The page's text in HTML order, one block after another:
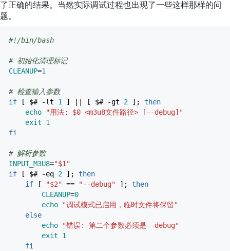
了正确的结果。当然实际调试过程也出现了一些这样那样的问
题。
#!/bin/bash
# 初始化清理标记
CLEANUP=1
# 检查输入参数
if
[ $# -lt 1 ] [ $# -gt 2 ] ; then
echo
"用法: $0 <m3u8文件路径> [--debug]"
exit
1
fi
# 解析参数
INPUT_M3U8="$1"
if
[ $# -eq 2 ] ; then
if
[ "$2" == "--debug" ] ; then
CLEANUP=0
echo
"调试模式已启用，临时文件将保留"
else
echo
"错误: 第二个参数必须是--debug"
exit
1
fi